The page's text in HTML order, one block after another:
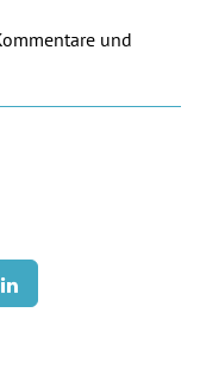
und